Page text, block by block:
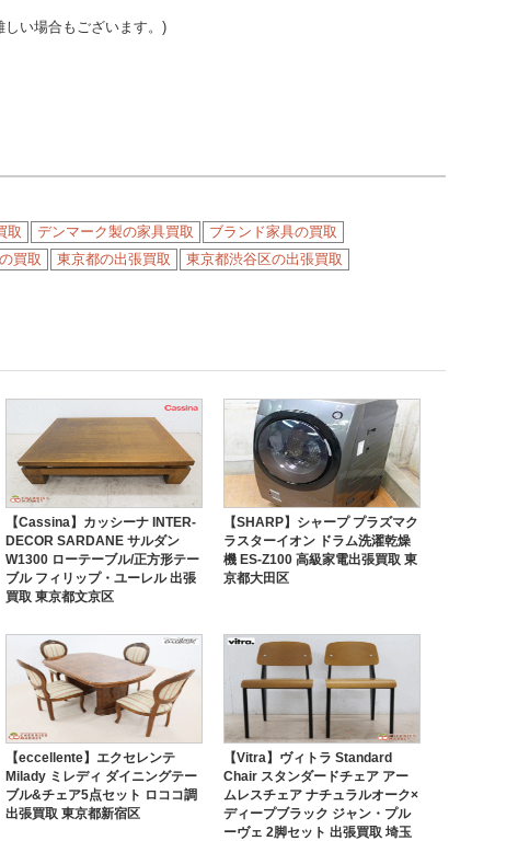
い場合もございます。)
取 デンマーク製の家具買取
ブランド家具の買取
買取 東京都の出張買取 東京都渋谷区の出張買取
【Cassina】カッシーナ INTER-
DECOR SARDANE サルダン
W1300 ローテーブル/正方形テー
ブル フィリップ・ユーレル 出張
買取 東京都文京区
【SHARP】シャープ プラズマク
ラスターイオン ドラム洗濯乾燥
機 ES-Z100 高級家電出張買取 東
京都大田区
【eccellente】エクセレンテ
Milady ミレディ ダイニングテー
ブル&チェア5点セット ロココ調
出張買取 東京都新宿区
【Vitra】ヴィトラ Standard
Chair スタンダードチェア アー
ムレスチェア ナチュラルオーク×
ディープブラック ジャン・プル
ーヴェ 2脚セット 出張買取 埼玉